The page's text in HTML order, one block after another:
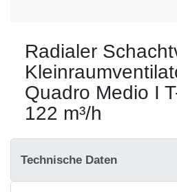
Radialer
Quadro Medio I
122 m³/h
Technische Daten